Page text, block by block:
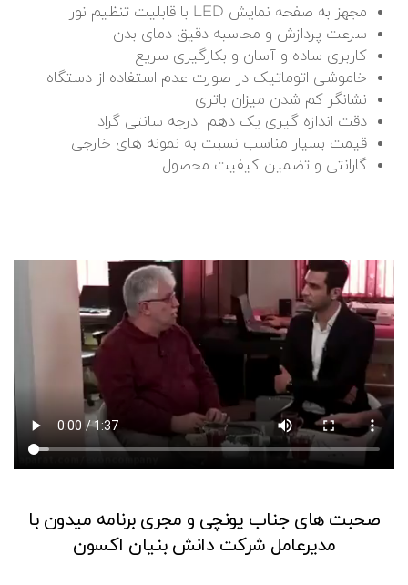
مجهز به صفحه نمایش LED با قابلیت تنظیم نور
سرعت پردازش و محاسبه دقیق دمای بدن
کاربری ساده و آسان و بکارگیری سریع
خاموشی اتوماتیک در صورت عدم استفاده از دستگاه
نشانگر کم شدن میزان باتری
دقت اندازه گیری یک دهم درجه سانتی گراد
قیمت بسیار مناسب نسبت به نمونه های خارجی
گارانتی و تضمین کیفیت محصول
صحبت های جناب یونچی و مجری برنامه میدون با
مدیرعامل شرکت دانش بنیان اکسون